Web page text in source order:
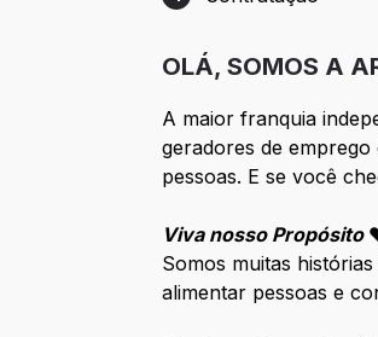
Etapa 4: Contratação
OLÁ, SOMOS A
A maior franquia
geradores de
pessoas. E se você
Viva nosso Propósito
Somos muitas
alimentar pessoas e